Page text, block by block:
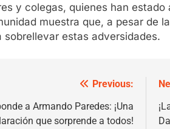
y colegas, quienes han
muestra que, a pesar de
sobrellevar estas adversidades.
Previous:
a Armando Paredes: ¡Una
que sorprende a todos!